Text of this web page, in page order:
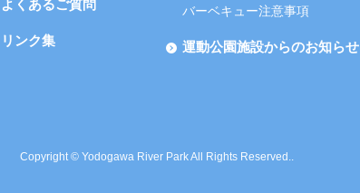
よくあるご質問
リンク集
バーベキュー注意事項
運動公園施設からのお知らせ
Copyright © Yodogawa River Park All Rights Reserved..